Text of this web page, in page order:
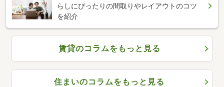
らしにぴったりの間取りやレイアウトのコツ
を紹介
賃貸のコラムをもっと見る
住まいのコラムをもっと見る